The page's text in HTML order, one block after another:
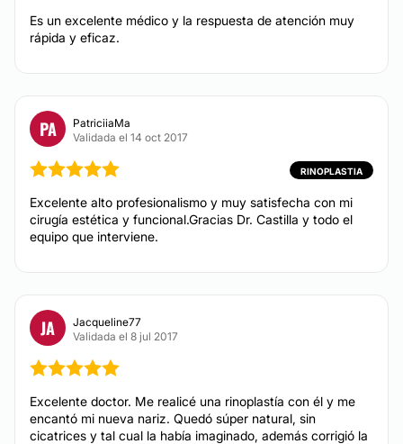
Es un excelente médico y la respuesta de atención muy
rápida y eficaz.
PA
PatriciiaMa
Validada el 14 oct 2017
RINOPLASTIA
Excelente alto profesionalismo y muy satisfecha con mi
cirugía estética y funcional.Gracias Dr. Castilla y todo el
equipo que interviene.
JA
Jacqueline77
Validada el 8 jul 2017
Excelente doctor. Me realicé una rinoplastía con él y me
encantó mi nueva nariz. Quedó súper natural, sin
cicatrices y tal cual la había imaginado, además corrigió la